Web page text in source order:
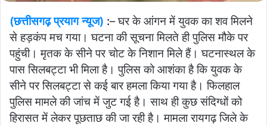
(छत्तीसगढ़ प्रयाग न्यूज) :– घर के आंगन में युवक का शव मिलने
से हड़कंप मच गया। घटना की सूचना मिलते ही पुलिस मौके पर
पहुंची। मृतक के सीने पर चोट के निशान मिले हैं। घटनास्थल के
पास सिलबट्टा भी मिला है। पुलिस को आशंका है कि युवक के
सीने पर सिलबट्टा से कई बार हमला किया गया है। फिलहाल
पुलिस मामले की जांच में जुट गई है। साथ ही कुछ संदिग्धों को
हिरासत में लेकर पूछताछ की जा रही है। मामला रायगढ़ जिले के